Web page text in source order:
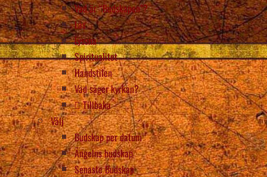
Vad är “Budskapen”?
Läs
Lyssna
Spiritualitet
Handstilen
Vad säger kyrkan?
Tillbaka
Välj
Budskap per datum
Ängelns budskap
Senaste Budskap